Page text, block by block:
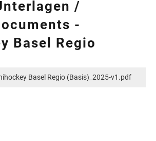
/
-
Basel Regio
Basel Regio (Basis)_2025-v1.pdf